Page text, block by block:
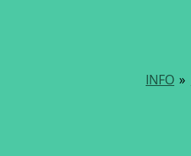
INFO »